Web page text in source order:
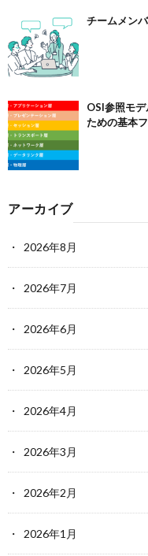
チームメン
OSI参照モ
ための基本
アーカイブ
2026年8月
2026年7月
2026年6月
2026年5月
2026年4月
2026年3月
2026年2月
2026年1月